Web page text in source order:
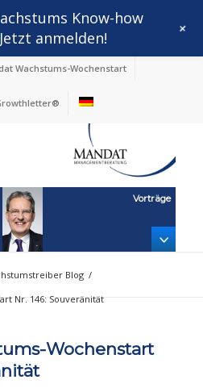
Wachstums-Wochenstart
Vorträge
Blog /
Nr. 146: Souveränität
Wochenstart
Know-how
Jetzt anmelden! +